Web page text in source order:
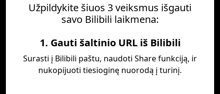
Užpildykite šiuos 3 veiksmus išgauti
savo Bilibili laikmena:
1. Gauti šaltinio URL iš Bilibili
Surasti į Bilibili paštu, naudoti Share funkciją, ir
nukopijuoti tiesioginę nuorodą į turinį.